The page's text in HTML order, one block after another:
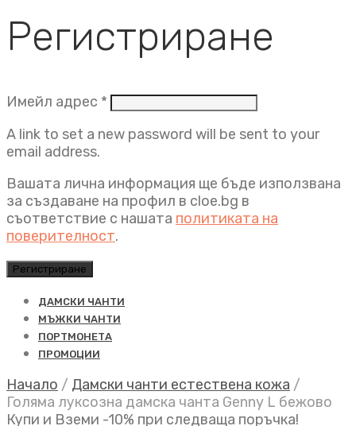
Регистриране
Имейл адрес * Задължително
A link to set a new password will be sent to your
email address.
Вашата лична информация ще бъде използвана
за създаване на профил в cloe.bg в
съответствие с нашата политиката на
поверителност.
Регистриране
ДАМСКИ ЧАНТИ
МЪЖКИ ЧАНТИ
ПОРТМОНЕТА
ПРОМОЦИИ
Начало / Дамски чанти естествена кожа /
Голяма луксозна дамска чанта Genny L бежово
Купи и Вземи -10% при следваща поръчка!